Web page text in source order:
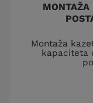
Montaža
kapaciteta